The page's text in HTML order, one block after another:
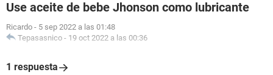
Use aceite de bebe Jhonson como lubricante
Ricardo - 5 sep 2022 a las 01:48
Tepasasnico - 19 oct 2022 a las 00:36
1 respuesta